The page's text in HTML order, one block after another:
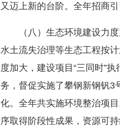
又迈上新的台阶。全年招商
（八）生态环境建设力度
水土流失治理等生态工程按
度加大，建设项目“三同时”
务，督促实施了攀钢新钢钒3
化。全年共实施环境整治项
序取得阶段性成果，资源可